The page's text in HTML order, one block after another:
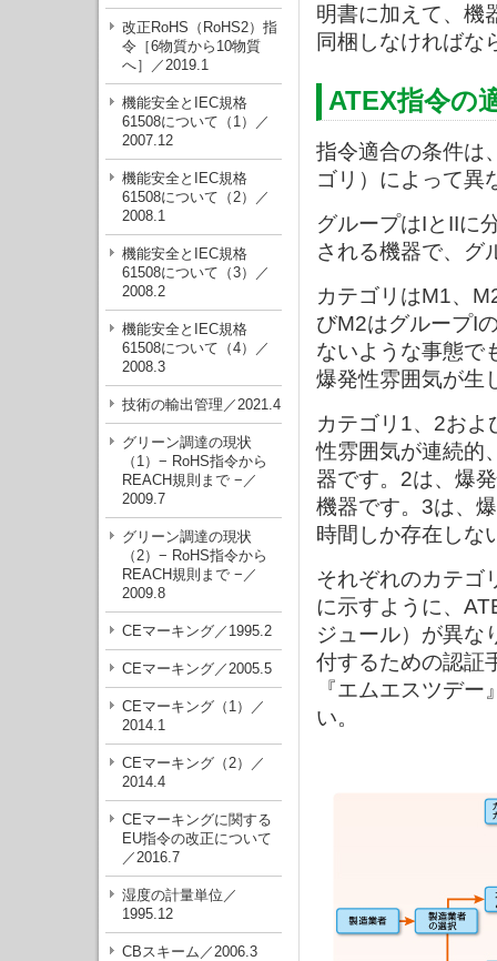
改正RoHS（RoHS2）指
令［6物質から10物質
へ］／2019.1
機能安全とIEC規格
61508について（1）／
2007.12
機能安全とIEC規格
61508について（2）／
2008.1
機能安全とIEC規格
61508について（3）／
2008.2
機能安全とIEC規格
61508について（4）／
2008.3
技術の輸出管理／2021.4
グリーン調達の現状
（1）− RoHS指令から
REACH規則まで −／
2009.7
グリーン調達の現状
（2）− RoHS指令から
REACH規則まで −／
2009.8
CEマーキング／1995.2
CEマーキング／2005.5
CEマーキング（1）／
2014.1
CEマーキング（2）／
2014.4
CEマーキングに関する
EU指令の改正について
／2016.7
湿度の計量単位／
1995.12
CBスキーム／2006.3
明書に加えて、機
同梱しなければな
ATEX指令の
指令適合の条件は
ゴリ）によって異
グループはIとIIに
される機器で、グ
カテゴリはM1、
びM2はグループI
ないような事態で
爆発性雰囲気が生
カテゴリ1、2およ
性雰囲気が連続的
器です。2は、爆
機器です。3は、
時間しか存在しな
それぞれのカテゴ
に示すように、
ジュール）が異な
付するための認証
『エムエスツデー
い。